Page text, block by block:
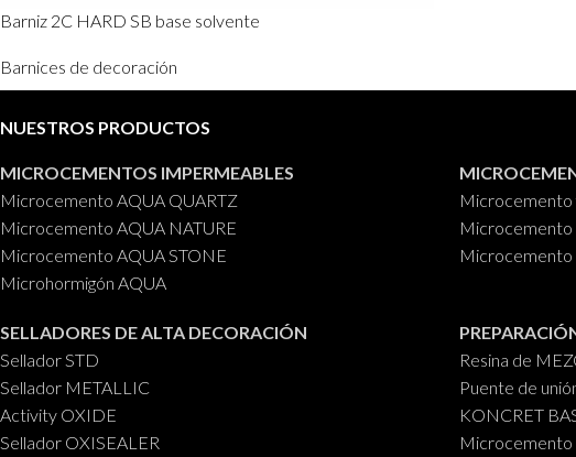
Barniz 2C HARD SB base solvente
Barnices de decoración
NUESTROS PRODUCTOS
MICROCEMENTOS IMPERMEABLES
Microcemento AQUA QUARTZ
Microcemento AQUA NATURE
Microcemento AQUA STONE
Microhormigón AQUA
Microcemento
Microcemento
Microcemento
SELLADORES DE ALTA DECORACIÓN
Sellador STD
Sellador METALLIC
Activity OXIDE
Sellador OXISEALER
Resina de
Puente de
KONCRET
Microcemento